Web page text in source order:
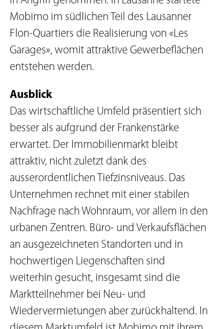
Mobimo im südlichen Teil des Lausanner
Flon-Quartiers die Realisierung von «Les
Garages», womit attraktive Gewerbeflächen
entstehen werden.
Ausblick
Das wirtschaftliche Umfeld präsentiert sich
besser als aufgrund der Frankenstärke
erwartet. Der Immobilienmarkt bleibt
attraktiv, nicht zuletzt dank des
ausserordentlichen Tiefzinsniveaus. Das
Unternehmen rechnet mit einer stabilen
Nachfrage nach Wohnraum, vor allem in den
urbanen Zentren. Büro- und Verkaufsflächen
an ausgezeichneten Standorten und in
hochwertigen Liegenschaften sind
weiterhin gesucht, insgesamt sind die
Marktteilnehmer bei Neu- und
Wiedervermietungen aber zurückhaltend. In